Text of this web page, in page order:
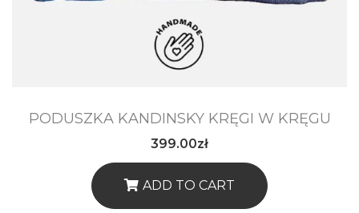
PODUSZKA KANDINSKY KRĘGI W KRĘGU
399.00zł
ADD TO CART